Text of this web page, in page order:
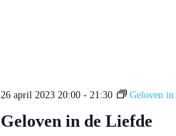
Geloven in de Liefde
26 april 2023 20:00- 21:30 Geloven